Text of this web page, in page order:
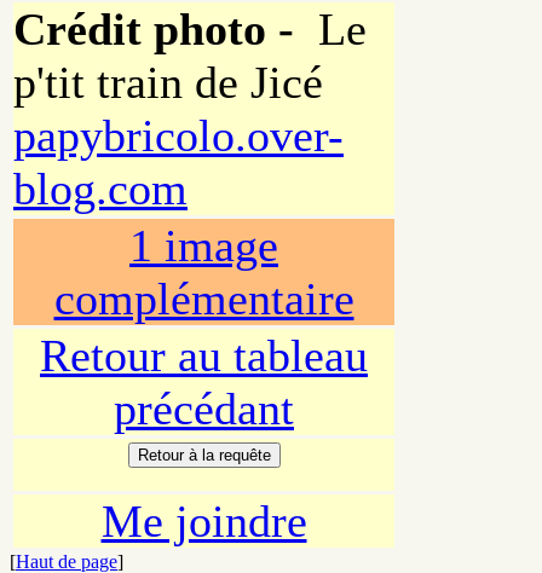
Crédit photo - Le
p'tit train de Jicé
papybricolo.over-
blog.com
1 image
complémentaire
Retour au tableau
précédant
Me joindre
[Haut de page]